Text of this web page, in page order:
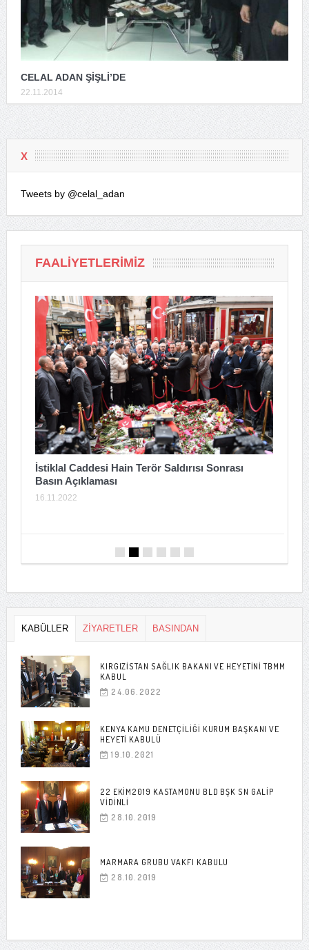
CELAL ADAN ŞİŞLİ’DE
22.11.2014
X
Tweets by @celal_adan
FAALIYETLERIMIZ
İstiklal Caddesi Hain Terör Saldırısı Sonrası
Basın Açıklaması
16.11.2022
KABÜLLER ZİYARETLER BASINDAN
KIRGIZISTAN SAĞLIK BAKANI VE HEYETINI TBMM
KABUL
24.06.2022
KENYA KAMU DENETÇILIĞI KURUM BAŞKANI VE
HEYETI KABULÜ
19.10.2021
22 EKIM2019 KASTAMONU BLD BŞK SN GALIP
VIDINLI
28.10.2019
MARMARA GRUBU VAKFI KABULU
28.10.2019